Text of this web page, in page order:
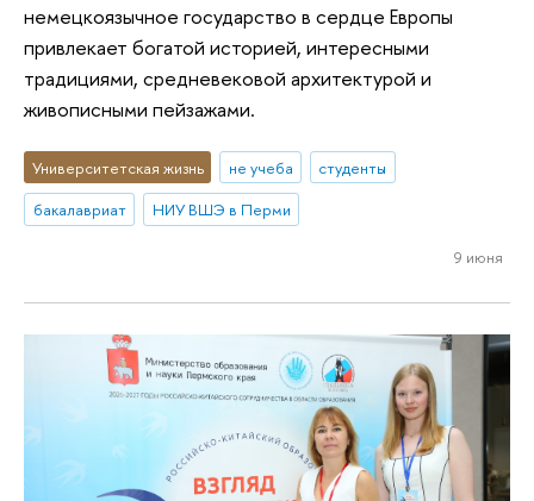
немецкоязычное государство в сердце Европы
привлекает богатой историей, интересными
традициями, средневековой архитектурой и
живописными пейзажами.
Университетская жизнь не учеба
студенты
бакалавриат
НИУ ВШЭ в Перми
9 июня